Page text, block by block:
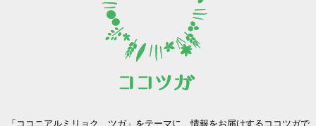
「ココニアルミリョク、ツガ」をテーマに、情報をお届けするココツガで